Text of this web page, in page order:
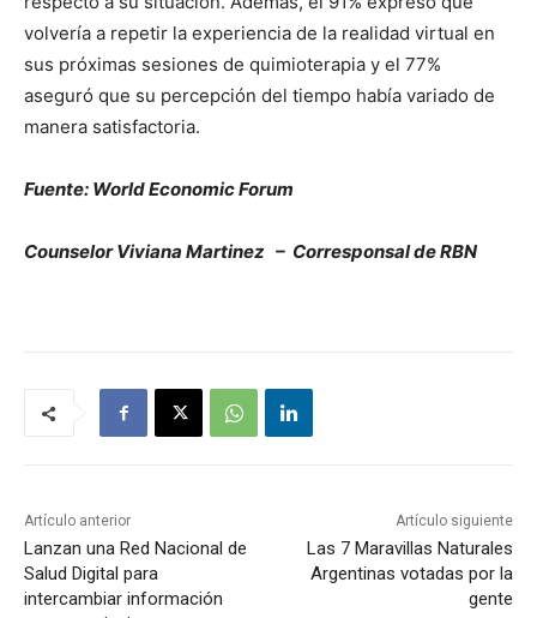
volvería a repetir la experiencia de la realidad virtual en
sus próximas sesiones de quimioterapia y el 77%
aseguró que su percepción del tiempo había variado de
manera satisfactoria.
Fuente: World Economic Forum
Counselor Viviana Martinez – Corresponsal de RBN
Artículo anterior
Lanzan una Red Nacional de
Salud Digital para
intercambiar información
Artículo siguiente
Las 7 Maravillas Naturales
Argentinas votadas por la
gente